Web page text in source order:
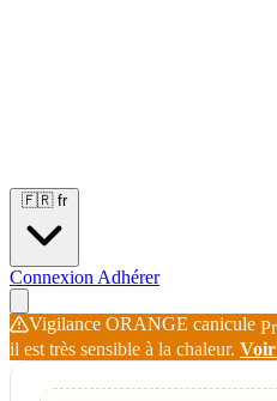
🇫🇷 fr
Connexion Adhérer
Vigilance ORANGE canicule
il est très sensible à la chaleur. Voir